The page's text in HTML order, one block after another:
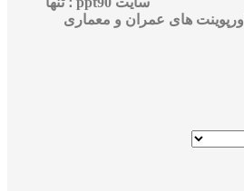
های عمران و معماری